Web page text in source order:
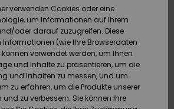
Schuhe&
Flip-Flops
Surf
Snow
Schuhe&
Flip-Flops
Surf
Snow
Highlights
Snow
Highlights
Community
Snow Shop
Damen
Highlights
Outlet
Frauen
Retouren
Bezahlung
Geschenkkarte
Quiksilver
verwenden Cookies oder eine
um Informationen auf Ihrem
oder darauf zuzugreifen. Diese
(wie Ihre Browserdaten
verwendet werden, um Ihnen
und Inhalte zu präsentieren, um die
und Inhalten zu messen, und um
zu erfahren, um die Produkte unserer
und zu verbessern. Sie können Ihre